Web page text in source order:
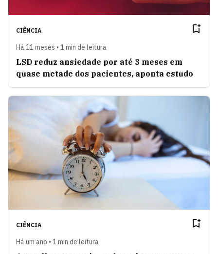
CIÊNCIA
Há 11 meses • 1 min de leitura
LSD reduz ansiedade por até 3 meses em
quase metade dos pacientes, aponta estudo
CIÊNCIA
Há um ano • 1 min de leitura